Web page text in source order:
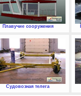
Плавучие сооружения
Судовозная телега